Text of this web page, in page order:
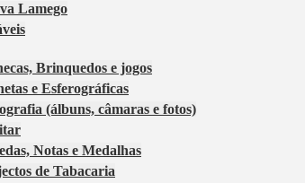
Lamego
Brinquedos e jogos
e Esferográficas
(álbuns, câmaras e fotos)
Notas e Medalhas
de Tabacaria